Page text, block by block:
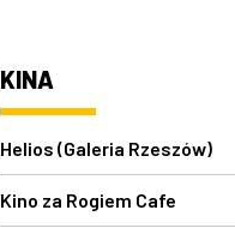
KINA
Helios (Galeria Rzeszów)
Kino za Rogiem Cafe